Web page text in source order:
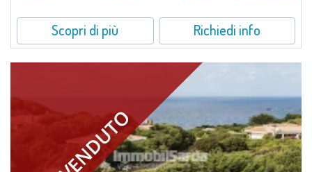
Scopri di più Richiedi info